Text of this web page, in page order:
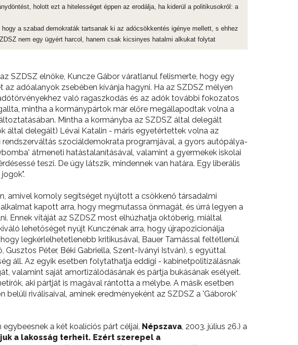
holott ezt a hitelességet éppen az erodálja, ha kiderül a politikusokról: a
a szabad demokraták tartsanak ki az adócsökkentés igénye mellett, s ehhez
nem egy ügyért harcol, hanem csak kicsinyes hatalmi alkukat folytat
SZDSZ elnöke, Kuncze Gábor váratlanul felismerte, hogy egy
adóalanyok zsebében kívánja hagyni. Ha az SZDSZ mélyen
való ragaszkodás és az adók további fokozatos
mintha a kormánypártok már előre megállapodtak volna a
Mintha a kormányba az SZDSZ által delegált
által delegált) Lévai Katalin - máris egyetértettek volna az
szociáldemokrata programjával, a gyors autópálya-
átmeneti hatástalanításával, valamint a gyermekek iskolai
teszi. De úgy látszik, mindennek van határa. Egy liberális
amivel komoly segítséget nyújtott a csökkenő társadalmi
kapott arra, hogy megmutassa önmagát, és úrrá legyen a
Ennek vitáját az SZDSZ most elhúzhatja októberig, miáltal
lehetőséget nyújt Kunczénak arra, hogy újrapozicionálja
legkérlelhetetlenebb kritikusával, Bauer Tamással feltétlenül
Péter, Béki Gabriella, Szent-Iványi István), s egyúttal
áll. Az egyik esetben folytathatja eddigi - kabinetpolitizálásnak
valamint saját amortizálódásának és pártja bukásának esélyeit.
aki pártját is magával rántotta a mélybe. A másik esetben
riválisaival, aminek eredményeként az SZDSZ a 'Gáborok'
a két koalíciós párt céljai, Népszava, 2003. július 26.) a
a lakosság terheit. Ezért szerepel a